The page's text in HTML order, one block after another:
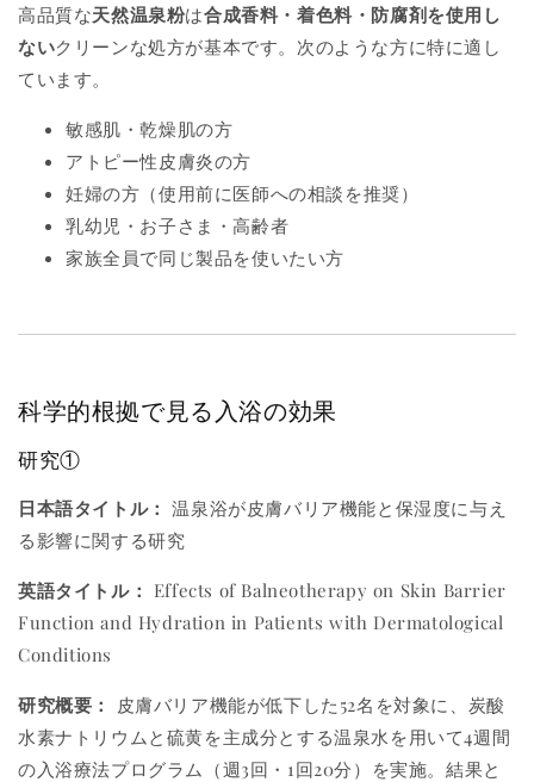
高品質な天然温泉粉は合成香料・着色料・防腐剤を使用し
ないクリーンな処方が基本です。次のような方に特に適し
ています。
敏感肌・乾燥肌の方
アトピー性皮膚炎の方
妊婦の方（使用前に医師への相談を推奨）
乳幼児・お子さま・高齢者
家族全員で同じ製品を使いたい方
科学的根拠で見る入浴の効果
研究①
日本語タイトル： 温泉浴が皮膚バリア機能と保湿度に与え
る影響に関する研究
英語タイトル： Effects of Balneotherapy on Skin Barrier
Function and Hydration in Patients with Dermatological
Conditions
研究概要：
皮膚バリア機能が低下した52名を対象に、炭酸
水素ナトリウムと硫黄を主成分とする温泉水を用いて4週間
の入浴療法プログラム（週3回・1回20分）を実施。結果と